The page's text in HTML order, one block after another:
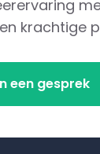
krachtige
een gesprek